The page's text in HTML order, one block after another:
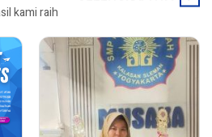
kami raih